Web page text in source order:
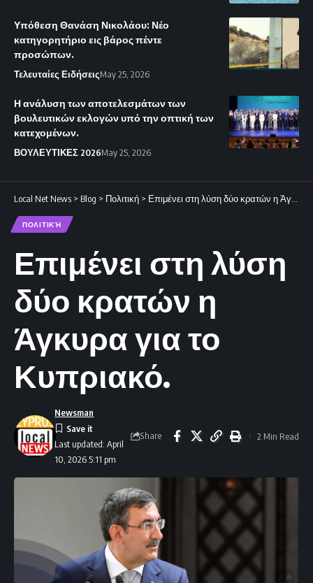
Υπόθεση Θανάση Νικολάου: Νέο
κατηγορητήριο εις βάρος πέντε
προσώπων.
Τελευταίες ΕιδήσειςMay 25, 2026
Η ανάλυση των αποτελεσμάτων των
βουλευτικών εκλογών υπό την οπτική των
κατεχομένων.
ΒΟΥΛΕΥΤΙΚΕΣ 2026May 25, 2026
Local Net News > Blog > Πολιτική > Επιμένει στη λύση δύο κρατών η Άγκυρα για το Κυπριακό.
ΠΟΛΙΤΙΚΉ
Επιμένει στη λύση
δύο κρατών η
Άγκυρα για το
Κυπριακό.
Last updated: April
10, 2026 5:11 pm
Newsman
Share 2 Min Read